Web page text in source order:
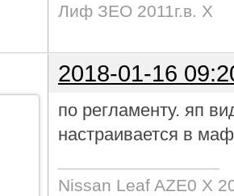
Лиф ЗЕО 2011г.в. Х
2018-01-16
по регламенту. яп
настраивается в
Nissan Leaf AZE0 X